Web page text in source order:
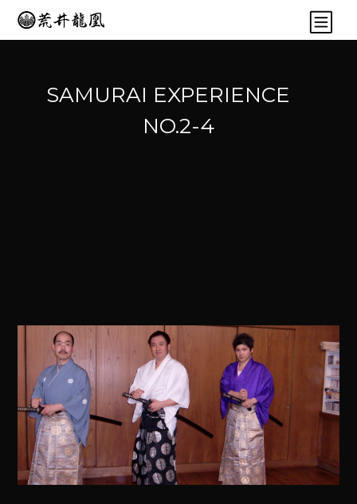
SAMURAI EXPERIENCE
NO.2-4